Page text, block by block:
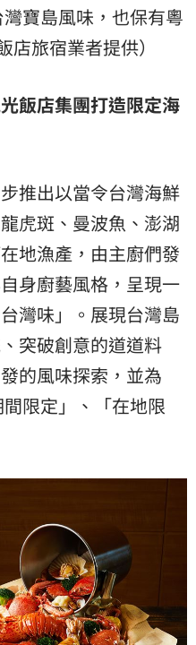
寶島風味，也保有粵
旅宿業者提供）
飯店集團打造限定海
推出以當令台灣海鮮
虎斑、曼波魚、澎湖
地漁產，由主廚們發
身廚藝風格，呈現一
灣味」。展現台灣島
突破創意的道道料
的風味探索，並為
限定」、「在地限